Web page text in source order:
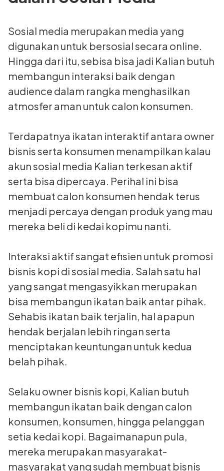
Sosial media merupakan media yang
digunakan untuk bersosial secara online.
Hingga dari itu, sebisa bisa jadi Kalian butuh
membangun interaksi baik dengan
audience dalam rangka menghasilkan
atmosfer aman untuk calon konsumen.
Terdapatnya ikatan interaktif antara owner
bisnis serta konsumen menampilkan kalau
akun sosial media Kalian terkesan aktif
serta bisa dipercaya. Perihal ini bisa
membuat calon konsumen hendak terus
menjadi percaya dengan produk yang mau
mereka beli di kedai kopimu nanti.
Interaksi aktif sangat efisien untuk promosi
bisnis kopi di sosial media. Salah satu hal
yang sangat mengasyikkan merupakan
bisa membangun ikatan baik antar pihak.
Sehabis ikatan baik terjalin, hal apapun
hendak berjalan lebih ringan serta
menciptakan keuntungan untuk kedua
belah pihak.
Selaku owner bisnis kopi, Kalian butuh
membangun ikatan baik dengan calon
konsumen, konsumen, hingga pelanggan
setia kedai kopi. Bagaimanapun pula,
mereka merupakan masyarakat-
masyarakat yang sudah membuat bisnis